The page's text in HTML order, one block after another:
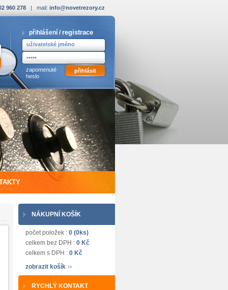
960 278 | mail: info@novetrezory.cz
přihlášení / registrace
zapomenuté
heslo
NÁKUPNÍ KOŠÍK
počet položek : 0 (0ks)
celkem bez DPH : 0 Kč
celkem s DPH : 0 Kč
zobrazit košík
RYCHLÝ KONTAKT